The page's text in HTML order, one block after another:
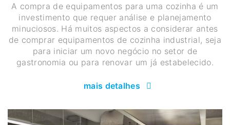
A compra de equipamentos para uma cozinha é um
investimento que requer análise e planejamento
minuciosos. Há muitos aspectos a considerar antes
de comprar equipamentos de cozinha industrial, seja
para iniciar um novo negócio no setor de
gastronomia ou para renovar um já estabelecido.
mais detalhes